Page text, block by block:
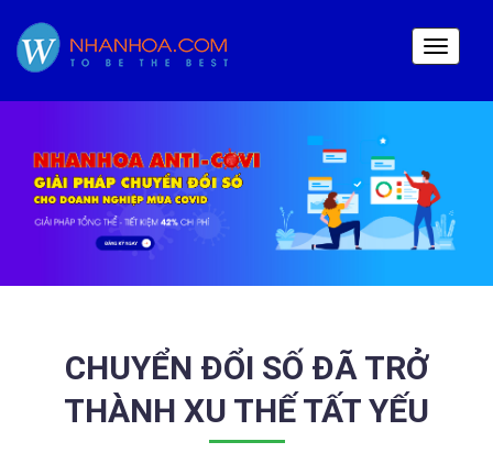
Toggle
CHUYỂN ĐỔI SỐ ĐÃ TRỞ
THÀNH XU THẾ TẤT YẾU